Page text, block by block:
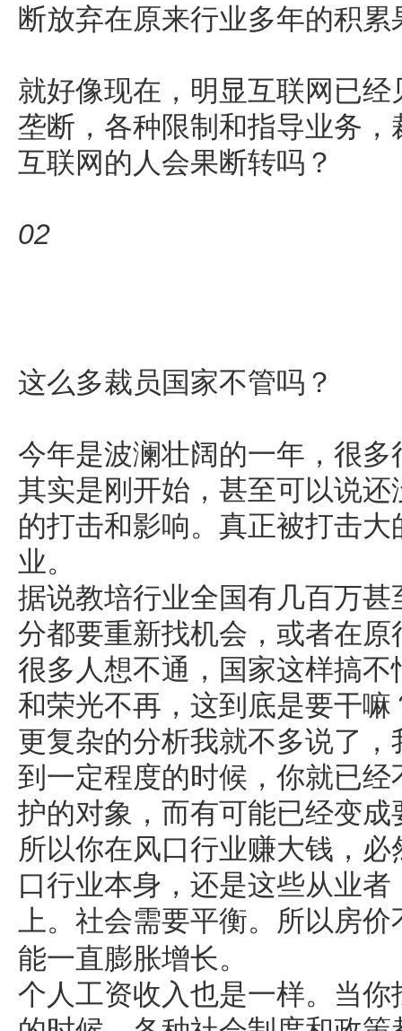
断放弃在原来行业多年的积
就好像现在，明显互联网已
垄断，各种限制和指导业务
互联网的人会果断转吗？
02
这么多裁员国家不管吗？
今年是波澜壮阔的一年，很
其实是刚开始，甚至可以说
的打击和影响。真正被打击
业。
据说教培行业全国有几百万
分都要重新找机会，或者在原
很多人想不通，国家这样搞
和荣光不再，这到底是要干嘛
更复杂的分析我就不多说了
到一定程度的时候，你就已
护的对象，而有可能已经变
所以你在风口行业赚大钱，
口行业本身，还是这些从业
上。社会需要平衡。所以房
能一直膨胀增长。
个人工资收入也是一样。当